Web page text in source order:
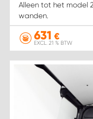
Alleen tot het model
wanden.
631 €
EXCL. 21 % BTW